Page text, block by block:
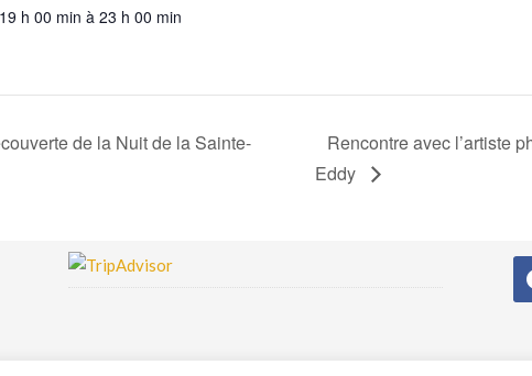
19 h 00 min à 23 h 00 min
de la Nuit de la Sainte-
Rencontre avec l’artiste
Eddy